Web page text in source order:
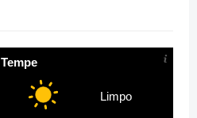
Tempe
Limpo